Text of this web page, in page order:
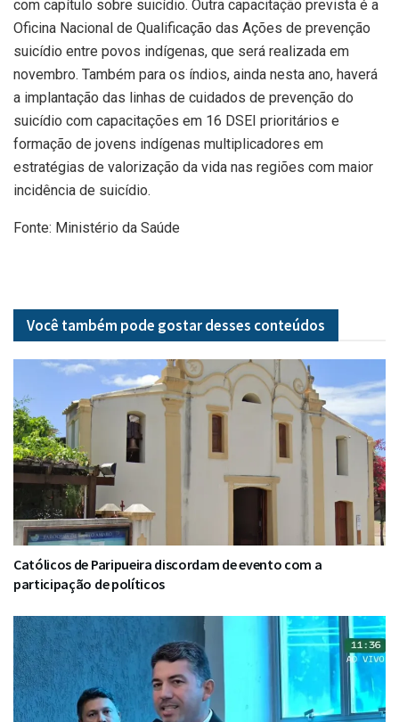
com capítulo sobre suicídio. Outra capacitação prevista é a
Oficina Nacional de Qualificação das Ações de prevenção
suicídio entre povos indígenas, que será realizada em
novembro. Também para os índios, ainda nesta ano, haverá
a implantação das linhas de cuidados de prevenção do
suicídio com capacitações em 16 DSEI prioritários e
formação de jovens indígenas multiplicadores em
estratégias de valorização da vida nas regiões com maior
incidência de suicídio.
Fonte: Ministério da Saúde
Você também pode gostar desses conteúdos
Católicos de Paripueira discordam de evento com a
participação de políticos